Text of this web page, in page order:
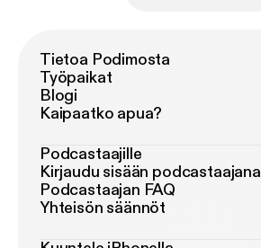
Tietoa Podimosta
Työpaikat
Blogi
Kaipaatko apua?
Podcastaajille
Kirjaudu sisään podcastaajana
Podcastaajan FAQ
Yhteisön säännöt